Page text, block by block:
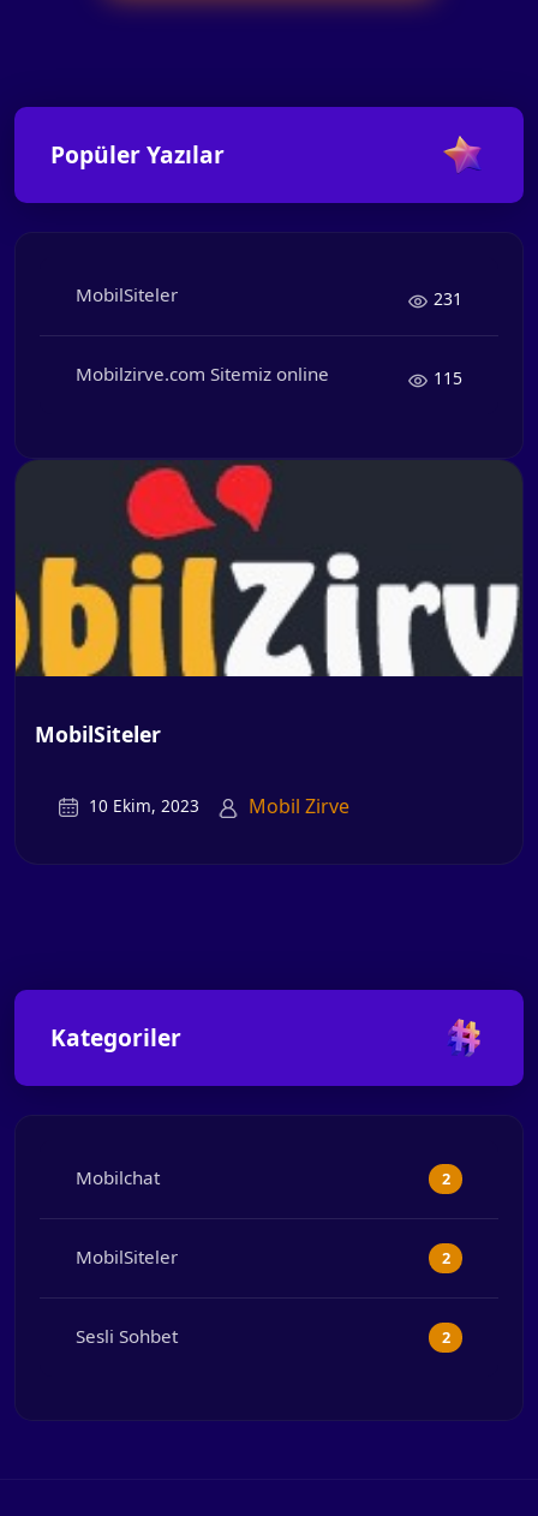
Popüler Yazılar
MobilSiteler 231
Mobilzirve.com Sitemiz online 115
MobilSiteler
10 Ekim, 2023 Mobil Zirve
Kategoriler
Mobilchat 2
MobilSiteler 2
Sesli Sohbet 2